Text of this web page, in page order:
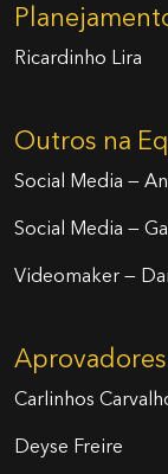
Ricardinho Lira
Outros na
Social Media —
Social Media —
Videomaker —
Aprovadores
Carlinhos
Deyse Freire